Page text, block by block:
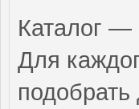
Каталог —
Для